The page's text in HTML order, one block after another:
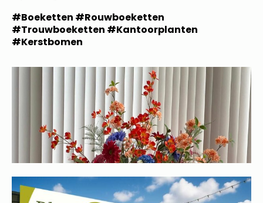
#Boeketten #Rouwboeketten
#Trouwboeketten #Kantoorplanten
#Kerstbomen